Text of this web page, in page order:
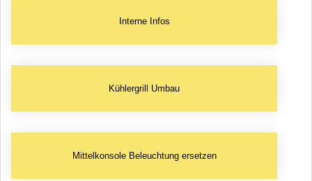
Interne Infos
Kühlergrill Umbau
Mittelkonsole Beleuchtung ersetzen